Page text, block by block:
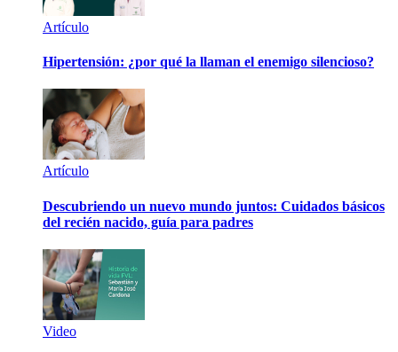
Artículo
Hipertensión: ¿por qué la llaman el enemigo silencioso?
Artículo
Descubriendo un nuevo mundo juntos: Cuidados básicos
del recién nacido, guía para padres
Video